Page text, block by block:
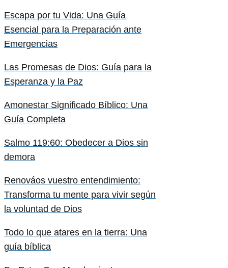
Escapa por tu Vida: Una Guía
Esencial para la Preparación ante
Emergencias
Las Promesas de Dios: Guía para la
Esperanza y la Paz
Amonestar Significado Bíblico: Una
Guía Completa
Salmo 119:60: Obedecer a Dios sin
demora
Renováos vuestro entendimiento:
Transforma tu mente para vivir según
la voluntad de Dios
Todo lo que atares en la tierra: Una
guía bíblica